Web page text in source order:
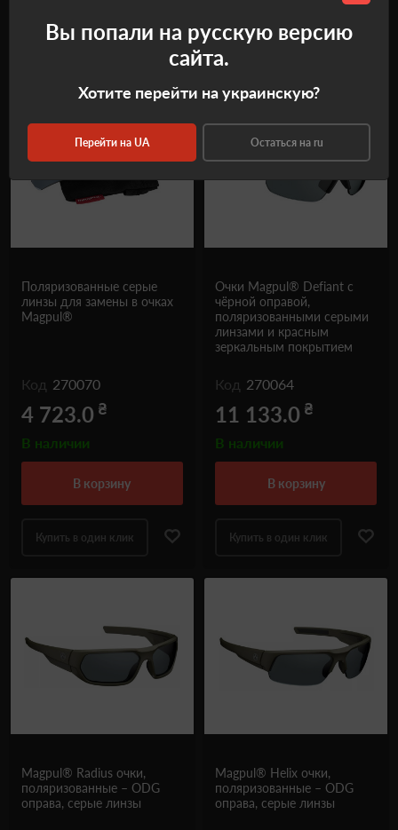
Рекомендуемые товары
Поляризованные серые
линзы для замены в очках
Magpul®
Код 270070
4 723.0 ₴
В наличии
в корзину
Купить в один клик
Очки Magpul® Defiant с
чёрной оправой,
поляризованными серыми
линзами и красным
зеркальным покрытием
Код 270064
11 133.0 ₴
В наличии
в корзину
Купить в один клик
Magpul® Radius очки,
поляризованные – ODG
оправа, серые линзы
Magpul® Helix очки,
поляризованные – ODG
оправа, серые линзы
Вы попали на русскую версию
сайта.
Хотите перейти на украинскую?
Перейти на UA Остаться на ru